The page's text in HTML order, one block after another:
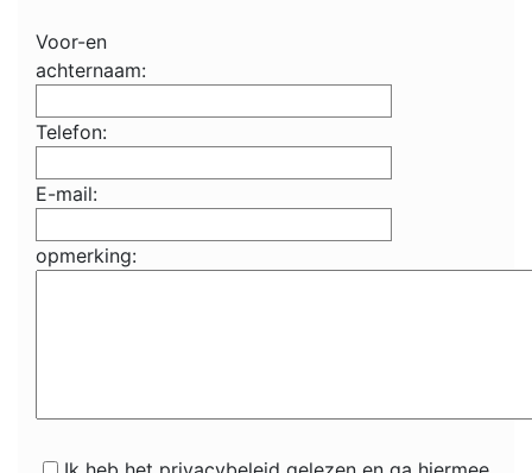
Voor-en
achternaam:
Telefon:
E-mail:
opmerking: